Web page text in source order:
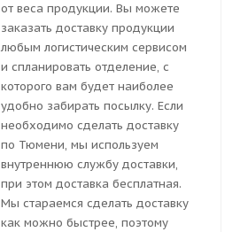
от веса продукции. Вы можете
заказать доставку продукции
любым логистическим сервисом
и спланировать отделение, с
которого вам будет наиболее
удобно забирать посылку. Если
необходимо сделать доставку
по Тюмени, мы используем
внутреннюю службу доставки,
при этом доставка бесплатная.
Мы стараемся сделать доставку
как можно быстрее, поэтому